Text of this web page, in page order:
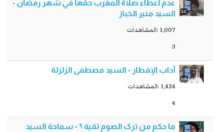
2:21
عدم اعطاء صلاة المغرب حقها في شهر رمضان -
السيد منير الخباز
1,007 :المشاهدات
3
1:31
آداب الإفطار - السيد مصطفى الزلزلة
1,424 :المشاهدات
4
ما حکم من ترک الصوم تقیة ؟ - سماحة السيد